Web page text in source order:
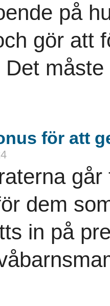
på
gör att
för att
dem
in på